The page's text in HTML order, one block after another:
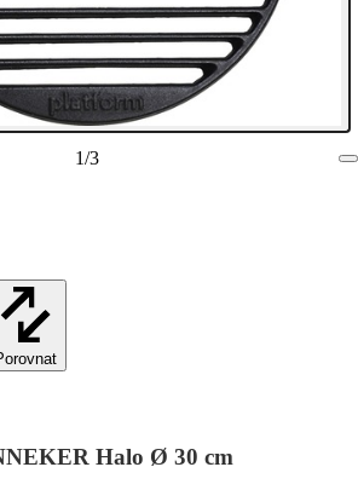
1/3
Halo Ø 30 cm